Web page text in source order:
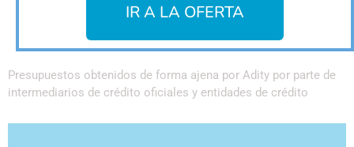
IR A LA OFERTA
Presupuestos obtenidos de forma ajena por Adity por parte de
intermediarios de crédito oficiales y entidades de crédito